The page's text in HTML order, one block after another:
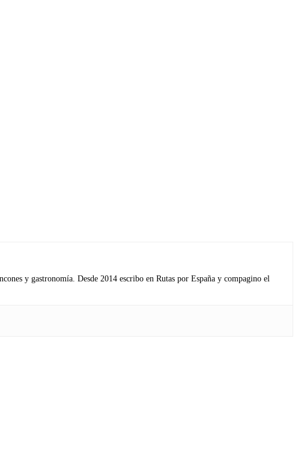
y gastronomía. Desde 2014 escribo en Rutas por España y compagino el